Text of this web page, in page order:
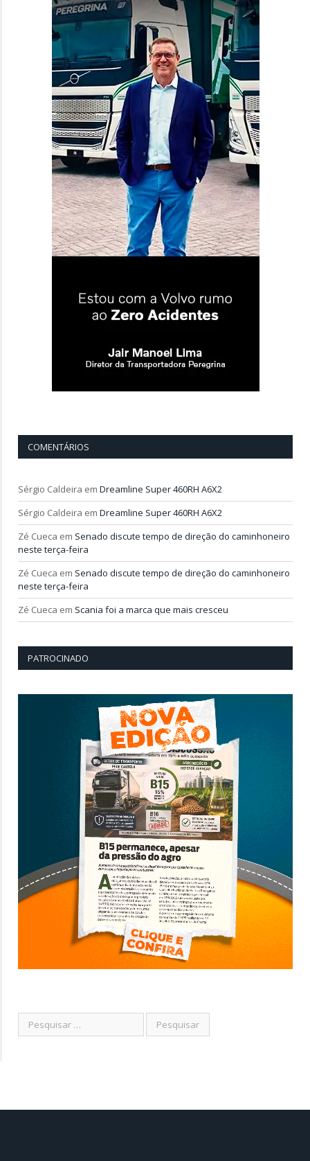
COMENTÁRIOS
Sérgio Caldeira em Dreamline Super 460RH A6X2
Sérgio Caldeira em Dreamline Super 460RH A6X2
Zé Cueca em Senado discute tempo de direção do caminhoneiro
neste terça-feira
Zé Cueca em Senado discute tempo de direção do caminhoneiro
neste terça-feira
Zé Cueca em Scania foi a marca que mais cresceu
PATROCINADO